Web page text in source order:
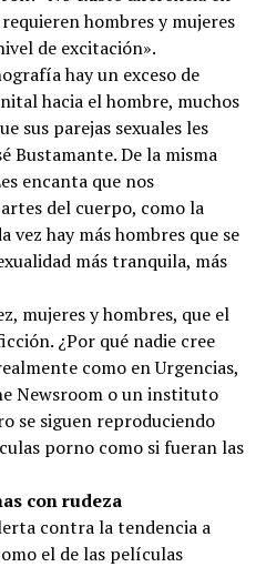
hombres y mujeres
de excitación».
hay un exceso de
hacia el hombre, muchos
sus parejas sexuales les
Bustamante. De la misma
encanta que nos
del cuerpo, como la
vez hay más hombres que se
más tranquila, más
mujeres y hombres, que el
¿Por qué nadie cree
como en Urgencias,
Newsroom o un instituto
se siguen reproduciendo
porno como si fueran las
con rudeza
contra la tendencia a
el de las películas